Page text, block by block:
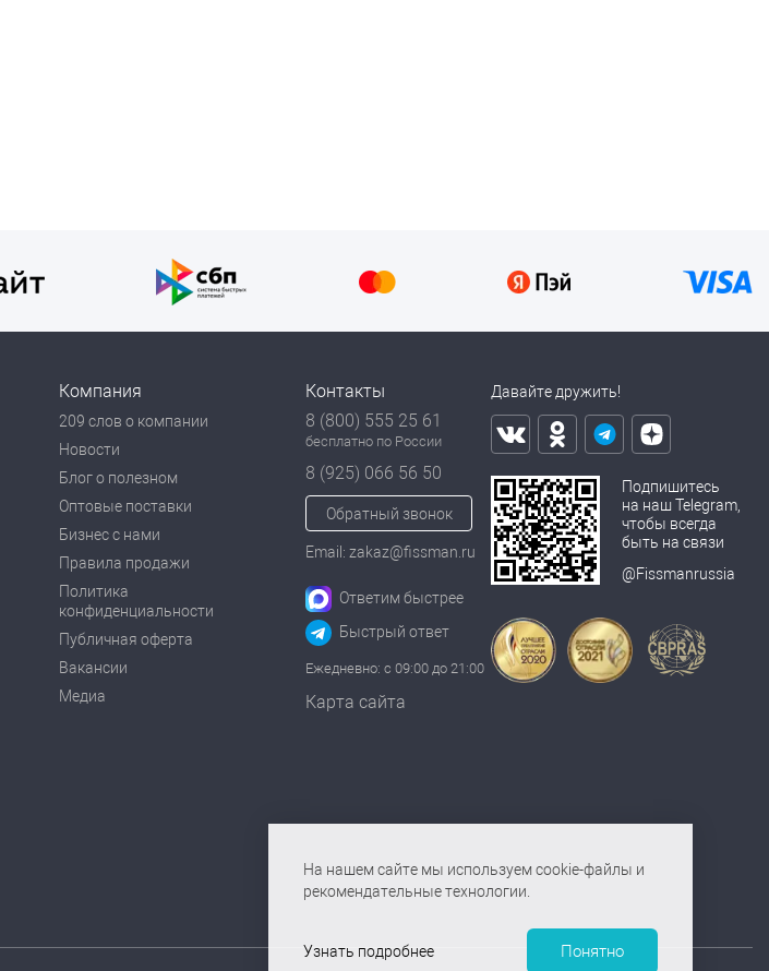
Компания
209 слов о компании
Новости
Блог о полезном
Оптовые поставки
Бизнес с нами
Правила продажи
Политика
конфиденциальности
Публичная оферта
Вакансии
Медиа
Контакты
8 (800) 555 25 61
бесплатно по России
8 (925) 066 56 50
Обратный звонок
Email: zakaz@fissman.ru
Ответим быстрее
Быстрый ответ
Ежедневно: с 09:00 до 21:00
Карта сайта
Давайте дружить!
Подпишитесь
на наш Telegram,
чтобы всегда
быть на связи
@Fissmanrussia
На нашем сайте мы используем cookie-файлы и
рекомендательные технологии.
Узнать подробнее Понятно